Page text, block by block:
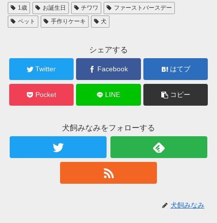
1歳 お誕生日 チワワ
ファーストバースデー
ペット
手作りケーキ 犬
シェアする
Twitter Facebook はてブ
Pocket LINE コピー
犬飼みなみをフォローする
犬飼みなみ